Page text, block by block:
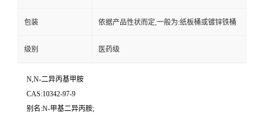
包装 依据产品性状而定,一般为:纸板桶或镀锌铁桶
级别 医药级
N,N-二异丙基甲胺
CAS:10342-97-9
别名:N-甲基二异丙胺;